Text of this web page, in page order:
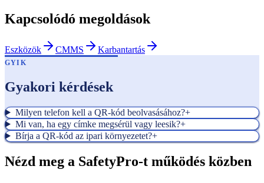
Kapcsolódó megoldások
Eszközök CMMS Karbantartás
GYIK
Gyakori kérdések
Milyen telefon kell a QR-kód beolvasásához?+
Mi van, ha egy címke megsérül vagy leesik?+
Bírja a QR-kód az ipari környezetet?+
Nézd meg a SafetyPro-t működés közben